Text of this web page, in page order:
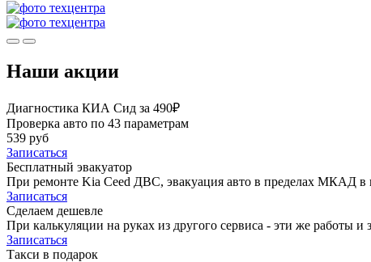
Наши акции
Диагностика КИА Сид за 490₽
Проверка авто по 43 параметрам
539 руб
Записаться
Бесплатный эвакуатор
При ремонте Kia Ceed ДВС, эвакуация авто в пределах МКАД в
Записаться
Сделаем дешевле
При калькуляции на руках из другого сервиса - эти же работы и
Записаться
Такси в подарок